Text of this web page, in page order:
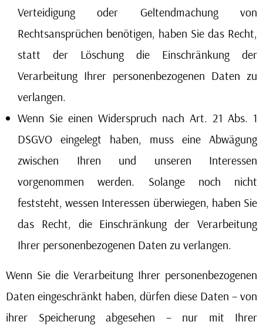
Verteidigung oder Geltendmachung von
Rechtsansprüchen benötigen, haben Sie das Recht,
statt der Löschung die Einschränkung der
Verarbeitung Ihrer personenbezogenen Daten zu
verlangen.
Wenn Sie einen Widerspruch nach Art. 21 Abs. 1
DSGVO eingelegt haben, muss eine Abwägung
zwischen Ihren und unseren Interessen
vorgenommen werden. Solange noch nicht
feststeht, wessen Interessen überwiegen, haben Sie
das Recht, die Einschränkung der Verarbeitung
Ihrer personenbezogenen Daten zu verlangen.
Wenn Sie die Verarbeitung Ihrer personenbezogenen
Daten eingeschränkt haben, dürfen diese Daten – von
ihrer Speicherung abgesehen – nur mit Ihrer